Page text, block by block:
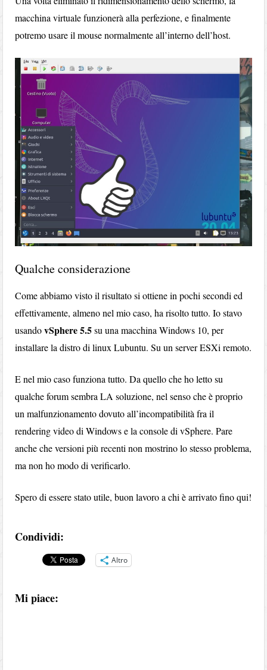
macchina virtuale funzionerà alla perfezione, e finalmente
potremo usare il mouse normalmente all’interno dell’host.
Qualche considerazione
Come abbiamo visto il risultato si ottiene in pochi secondi ed
effettivamente, almeno nel mio caso, ha risolto tutto. Io stavo
usandovSphere 5.5su una macchina Windows 10, per
installare la distro di linux Lubuntu. Su un server ESXi remoto.
E nel mio caso funziona tutto. Da quello che ho letto su
qualche forum sembra LA soluzione, nel senso che è proprio
un malfunzionamento dovuto all’incompatibilità fra il
rendering video di Windows e la console di vSphere. Pare
anche che versioni più recenti non mostrino lo stesso problema,
ma non ho modo di verificarlo.
Spero di essere stato utile, buon lavoro a chi è arrivato fino qui!
Condividi:
Altro
Mi piace: